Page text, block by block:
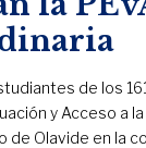
de los
y Acceso a
de Olavide en la